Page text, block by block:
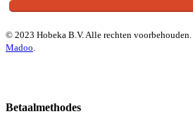
© 2023 Hobeka B.V. Alle rechten voorbehouden.
Madoo.
Betaalmethodes